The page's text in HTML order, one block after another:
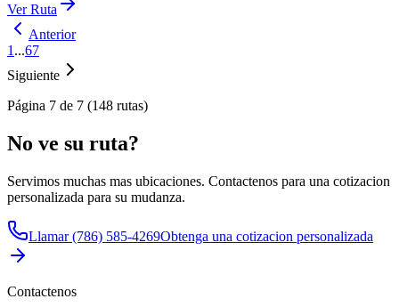
Ver Ruta
Anterior
1 ...67
Siguiente
Página 7 de 7 (148 rutas)
No ve su ruta?
Servimos muchas mas ubicaciones. Contactenos para una cotizacion
personalizada para su mudanza.
Llamar (786) 585-4269Obtenga una cotizacion personalizada
Contactenos